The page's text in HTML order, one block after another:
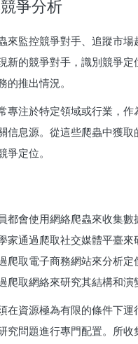
爭分析
來監控競爭對手、追蹤市場
新的競爭對手，識別競爭定
的推出情況。
專注於特定領域或行業，作
信息源。從這些爬蟲中獲取
定位。
都會使用網絡爬蟲來收集數
家通過爬取社交媒體平臺來
爬取電子商務網站來分析定
爬取網絡來研究其結構和演
在資源極為有限的條件下運
究問題進行專門配置。所收